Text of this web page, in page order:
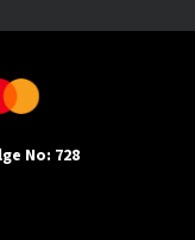
No: 728